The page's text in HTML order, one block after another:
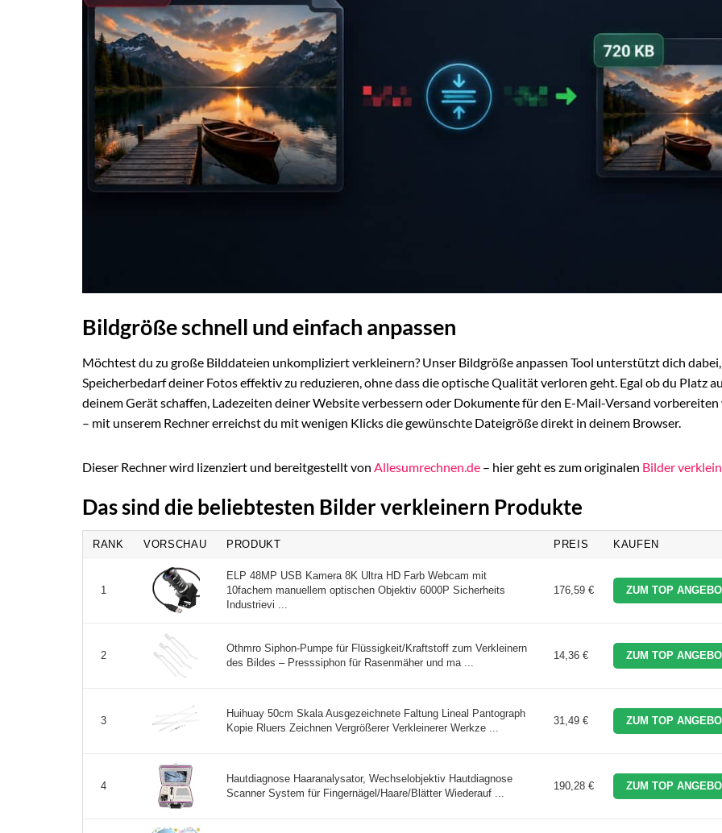
Bildgröße schnell und einfach anpassen
Möchtest du zu große Bilddateien unkompliziert verkleinern? Unser Bildgröße anpassen Tool unterstützt dich
Speicherbedarf deiner Fotos effektiv zu reduzieren, ohne dass die optische Qualität verloren geht. Egal ob du Platz
deinem Gerät schaffen, Ladezeiten deiner Website verbessern oder Dokumente für den E-Mail-Versand
– mit unserem Rechner erreichst du mit wenigen Klicks die gewünschte Dateigröße direkt in deinem Browser.
Dieser Rechner wird lizenziert und bereitgestellt von Allesumrechnen.de – hier geht es zum originalen Bilder
Das sind die beliebtesten Bilder verkleinern Produkte
RANK VORSCHAU PRODUKT PREIS KAUFEN
1
ELP 48MP USB Kamera 8K Ultra HD Farb Webcam mit
10fachem manuellem optischen Objektiv 6000P Sicherheits
Industrievi ...
176,59 € ZUM TOP
2
Othmro Siphon-Pumpe für Flüssigkeit/Kraftstoff zum Verkleinern
des Bildes – Presssiphon für Rasenmäher und ma ...
14,36 € ZUM TOP
3
Huihuay 50cm Skala Ausgezeichnete Faltung Lineal Pantograph
Kopie Rluers Zeichnen Vergrößerer Verkleinerer Werkze ...
31,49 € ZUM TOP
4
Hautdiagnose Haaranalysator, Wechselobjektiv Hautdiagnose
Scanner System für Fingernägel/Haare/Blätter Wiederauf ...
190,28 € ZUM TOP